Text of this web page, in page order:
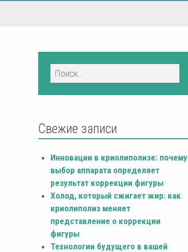
Свежие записи
Инновации в криолиполизе: почему
выбор аппарата определяет
результат коррекции фигуры
Холод, который сжигает жир: как
криолиполиз меняет
представление о коррекции
фигуры
Технологии будущего в вашей